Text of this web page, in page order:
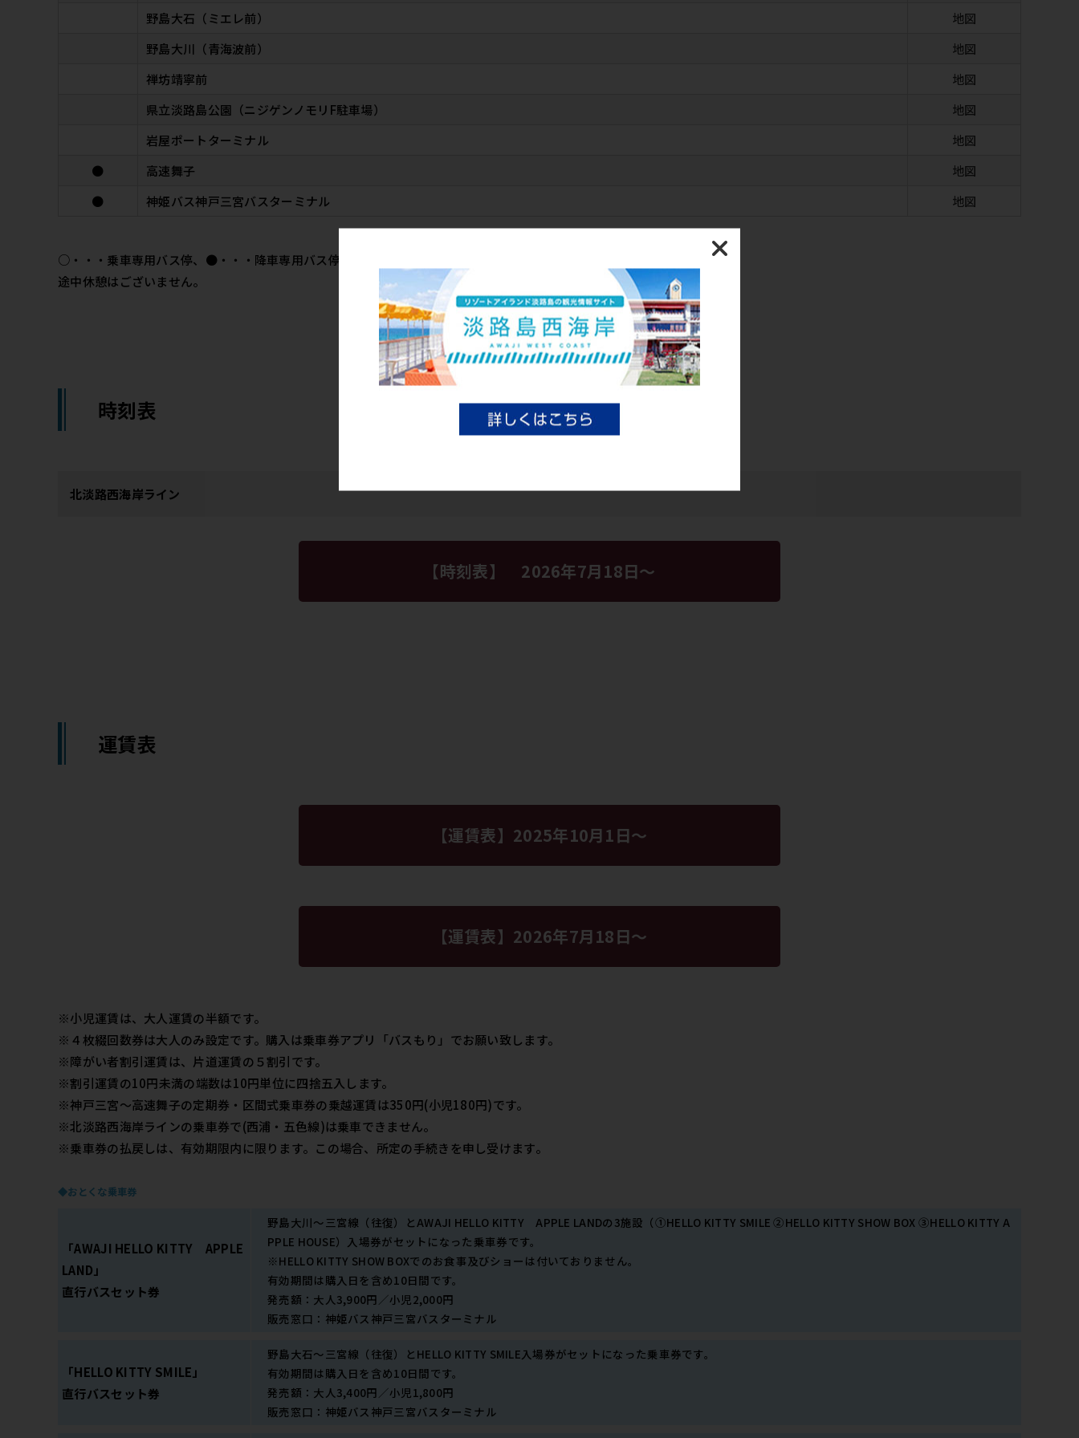
野島大石（ミエレ前）
地図
野島大川（青海波前）
地図
禅坊靖寧前
地図
県立淡路島公園（ニジゲンノモリF駐車場）
地図
岩屋ポートターミナル
地図
●
高速舞子
地図
●
神姫バス神戸三宮バスターミナル 地図
○・・・乗車専用バス停、●・・・降車専用バス停、無印・・・乗降どちらも可能です
途中休憩はございません。
時刻表
北淡路西海岸ライン
【時刻表】 2026年7月18日～
運賃表
【運賃表】2025年10月1日〜
【運賃表】2026年7月18日〜
※小児運賃は、大人運賃の半額です。
※４枚綴回数券は大人のみ設定です。購入は乗車券アプリ「バスもり」でお願い致します。
※障がい者割引運賃は、片道運賃の５割引です。
※割引運賃の10円未満の端数は10円単位に四捨五入します。
※神戸三宮～高速舞子の定期券・区間式乗車券の乗越運賃は350円(小児180円)です。
※北淡路西海岸ラインの乗車券で(西浦・五色線)は乗車できません。
※乗車券の払戻しは、有効期限内に限ります。この場合、所定の手続きを申し受けます。
◆おとくな乗車券
「AWAJI HELLO KITTY APPLE
LAND」
直行バスセット券
野島大川～三宮線（往復）とAWAJI HELLO KITTY APPLE LANDの3施設（①HELLO KITTY SMILE ②HELLO KITTY SHOW BOX ③HELLO KITTY A
PPLE HOUSE）入場券がセットになった乗車券です。
※HELLO KITTY SHOW BOXでのお食事及びショーは付いておりません。
有効期間は購入日を含め10日間です。
発売額：大人3,900円／小児2,000円
販売窓口：神姫バス神戸三宮バスターミナル
「HELLO KITTY SMILE」
直行バスセット券
野島大石～三宮線（往復）とHELLO KITTY SMILE入場券がセットになった乗車券です。
有効期間は購入日を含め10日間です。
発売額：大人3,400円／小児1,800円
販売窓口：神姫バス神戸三宮バスターミナル